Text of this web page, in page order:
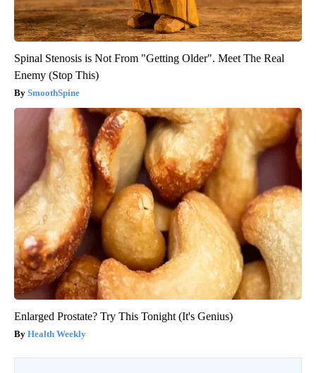
Spinal Stenosis is Not From "Getting Older". Meet The Real
Enemy (Stop This)
SmoothSpine
Enlarged Prostate? Try This Tonight (It's Genius)
Health Weekly